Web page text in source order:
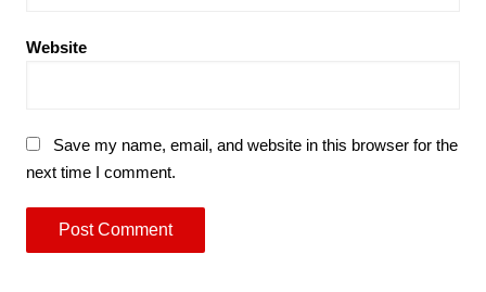
Website
Save my name, email, and website in this browser for the
next time I comment.